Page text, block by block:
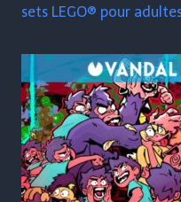
sets LEGO® pour